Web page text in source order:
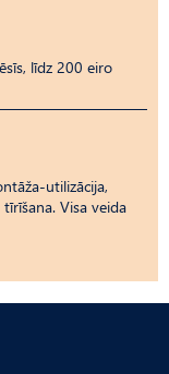
līdz 200 eiro
utilizācija,
Visa veida